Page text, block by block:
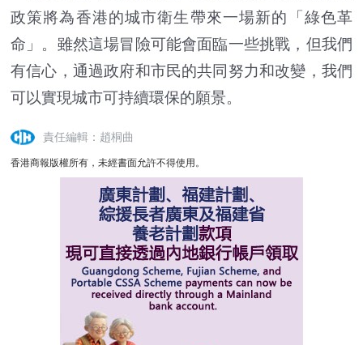
政策將為香港的城市衛生帶來一場新的「綠色革
命」。雖然這場冒險可能會面臨一些挑戰，但我們
有信心，通過政府和市民的共同努力和改變，我們
可以實現城市可持續環保的願景。
責任編輯：趙桐曲
香港商報版權所有，未經書面允許不得使用。